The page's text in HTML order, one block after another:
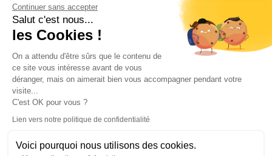
Continuer sans accepter
Salut c'est nous...
les Cookies !
On a attendu d'être sûrs que le contenu de
ce site vous intéresse avant de vous
déranger, mais on aimerait bien vous accompagner pendant votre
visite...
C'est OK pour vous ?
Lien vers notre politique de confidentialité
Voici pourquoi nous utilisons des cookies.
Modes de paiement acceptés
© Pier Import